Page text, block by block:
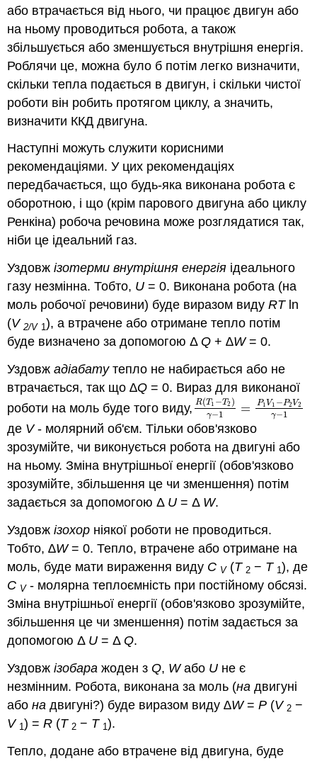
або втрачається від нього, чи працює двигун або
на ньому проводиться робота, а також
збільшується або зменшується внутрішня енергія.
Роблячи це, можна було б потім легко визначити,
скільки тепла подається в двигун, і скільки чистої
роботи він робить протягом циклу, а значить,
визначити ККД двигуна.
Наступні можуть служити корисними
рекомендаціями. У цих рекомендаціях
передбачається, що будь-яка виконана робота є
оборотною, і що (крім парового двигуна або циклу
Ренкіна) робоча речовина може розглядатися так,
ніби це ідеальний газ.
Уздовжізотерми внутрішня енергія ідеального
газу незмінна. Тобто, U = 0. Виконана робота (на
моль робочої речовини) буде виразом видуRTln
(V 2/V 1), а втрачене або отримане тепло потім
буде визначено за допомогою Δ Q +∆W= 0.
Уздовжадіабатутепло не набирається або не
втрачається, так що∆Q = 0. Вираз для виконаної
роботи на моль буде того виду, R(T1 −T2 )
γ−1 = P1 V1 −P2 V2
γ−1
R(T1−T 2)γ −1=P1V1
де V- молярний об'єм. Тільки обов'язково
зрозумійте, чи виконується робота на двигуні або
на ньому. Зміна внутрішньої енергії (обов'язково
зрозумійте, збільшення це чи зменшення) потім
задається за допомогою Δ U = Δ W.
Уздовжізохор ніякої роботи не проводиться.
Тобто,∆W= 0. Тепло, втрачене або отримане на
моль, буде мати вираження виду C V(T 2 − T 1), де
C V- молярна теплоємність при постійному обсязі.
Зміна внутрішньої енергії (обов'язково зрозумійте,
збільшення це чи зменшення) потім задається за
допомогою Δ U = Δ Q.
Уздовжізобара жоден з Q, Wабо U не є
незмінним. Робота, виконана за моль (на двигуні
абона двигуні?) буде виразом виду∆W=P (V 2 −
V 1) =R (T 2 − T 1).
Тепло, додане або втрачене від двигуна, буде